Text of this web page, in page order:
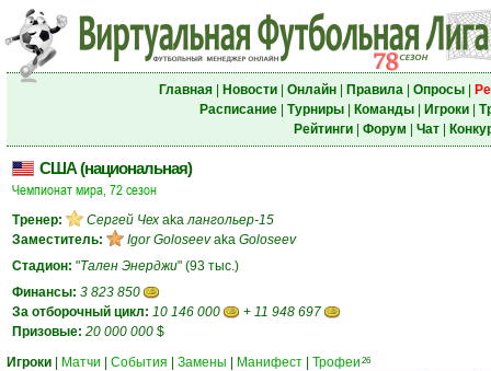
Главная| Новости| Онлайн| Правила| Опросы|
Расписание| Турниры| Команды| Игроки|
Рейтинги| Форум Чат|
США (национальная)
Чемпионат мира, 72 сезон
Тренер: Сергей Чех akaлангольер-15
Заместитель:
Igor Goloseevaka Goloseev
Стадион: "Тален Энерджи" (93 тыс.)
Финансы: 3 823 850
За отборочный цикл: 10 146 000 + 11 948 697
Призовые: 20 000 000 $
Игроки
Матчи События Замены Манифест Трофеи 26